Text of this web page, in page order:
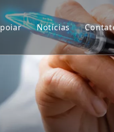
Primatas Não Humanos (NHP)
roedores
e Modelos Ex Vivo
de Eficácia
Serviço
Perguntas frequentes
Depoimentos de clientes
Notícias